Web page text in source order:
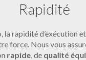
Rapidité
la rapidité d’exécution
force. Nous vous
rapide, de qualité